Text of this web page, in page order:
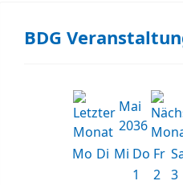
BDG
Mai
2036
Mo Di Mi Do Fr
1
2 3